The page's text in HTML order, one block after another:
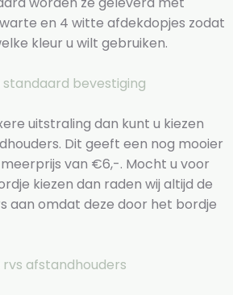
en 4 witte afdekdopjes zodat
kleur u wilt gebruiken.
bevestiging
uitstraling dan kunt u kiezen
Dit geeft een nog mooier
van €6,-. Mocht u voor
kiezen dan raden wij altijd de
aan omdat deze door het bordje
afstandhouders